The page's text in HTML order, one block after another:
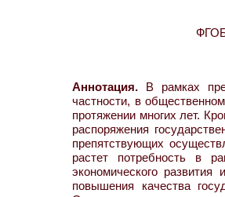
Аннотация. В рамках
частности, в
протяжении многих лет.
распоряжения
препятствующих
растет потребность в
экономического
повышения качества